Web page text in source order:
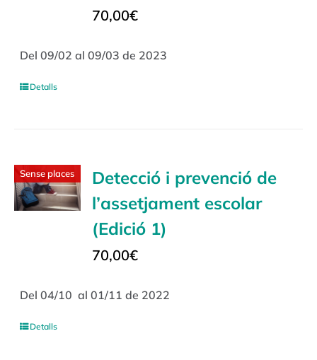
70,00€
Del 09/02 al 09/03 de 2023
Detalls
Sense places
Detecció i prevenció de
l’assetjament escolar
(Edició 1)
70,00€
Del 04/10 al 01/11 de 2022
Detalls